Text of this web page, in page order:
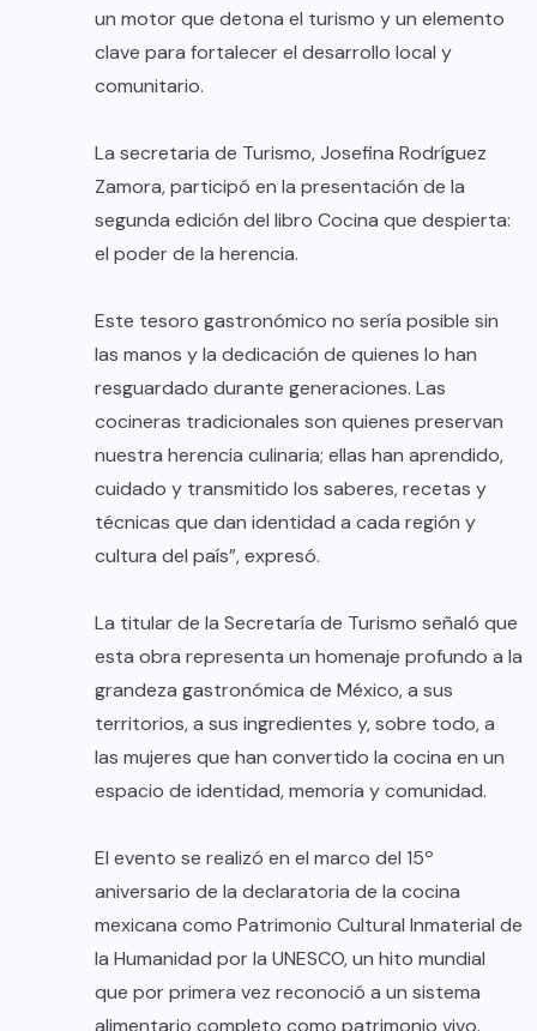
un motor que detona el turismo y un elemento
clave para fortalecer el desarrollo local y
comunitario.
La secretaria de Turismo, Josefina Rodríguez
Zamora, participó en la presentación de la
segunda edición del libro Cocina que despierta:
el poder de la herencia.
Este tesoro gastronómico no sería posible sin
las manos y la dedicación de quienes lo han
resguardado durante generaciones. Las
cocineras tradicionales son quienes preservan
nuestra herencia culinaria; ellas han aprendido,
cuidado y transmitido los saberes, recetas y
técnicas que dan identidad a cada región y
cultura del país”, expresó.
La titular de la Secretaría de Turismo señaló que
esta obra representa un homenaje profundo a la
grandeza gastronómica de México, a sus
territorios, a sus ingredientes y, sobre todo, a
las mujeres que han convertido la cocina en un
espacio de identidad, memoria y comunidad.
El evento se realizó en el marco del 15º
aniversario de la declaratoria de la cocina
mexicana como Patrimonio Cultural Inmaterial de
la Humanidad por la UNESCO, un hito mundial
que por primera vez reconoció a un sistema
alimentario completo como patrimonio vivo.